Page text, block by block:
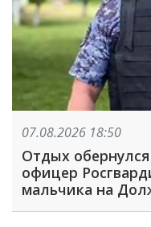
07.08.2026 18:50
Отдых
офицер
мальчика на